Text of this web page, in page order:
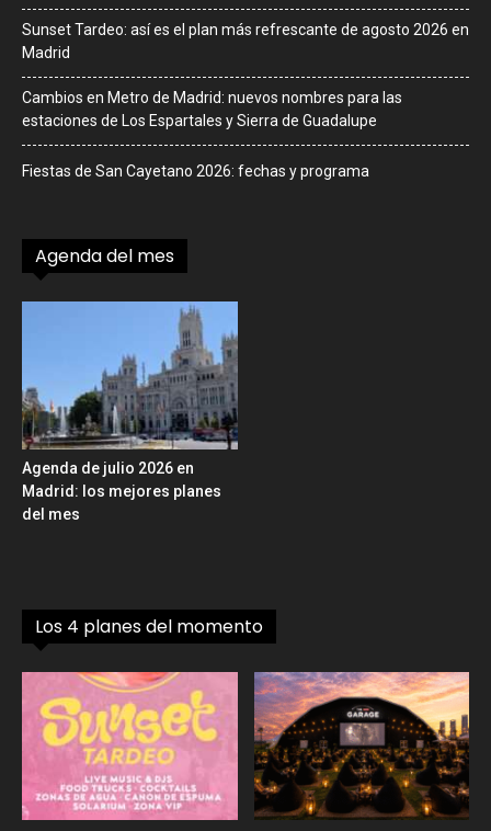
Sunset Tardeo: así es el plan más refrescante de agosto 2026 en
Madrid
Cambios en Metro de Madrid: nuevos nombres para las
estaciones de Los Espartales y Sierra de Guadalupe
Fiestas de San Cayetano 2026: fechas y programa
Agenda del mes
Agenda de julio 2026 en
Madrid: los mejores planes
del mes
Los 4 planes del momento